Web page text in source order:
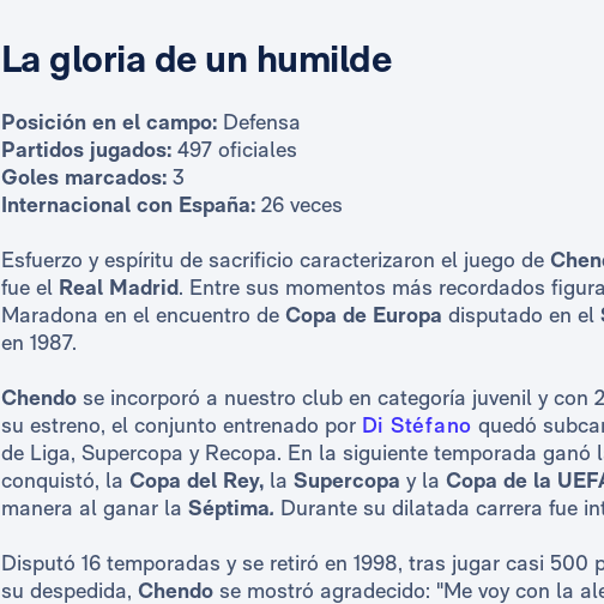
La gloria de un humilde
Posición en el campo:Defensa
Partidos jugados:497 oficiales
Goles marcados:3
Internacional con España:26 veces
Esfuerzo y espíritu de sacrificio caracterizaron el juego de
fue el Real Madrid. Entre sus momentos más recordados
Maradona en el encuentro de Copa de Europa disputado en el
en 1987.
Chendo se incorporó a nuestro club en categoría juvenil y con
su estreno, el conjunto entrenado por Di Stéfano quedó
de Liga, Supercopa y Recopa. En la siguiente temporada ganó
conquistó, la Copa del Rey,la Supercopa y la Copa de la
manera al ganar la Séptima. Durante su dilatada carrera fue
Disputó 16 temporadas y se retiró en 1998, tras jugar casi
su despedida, Chendose mostró agradecido: "Me voy con la